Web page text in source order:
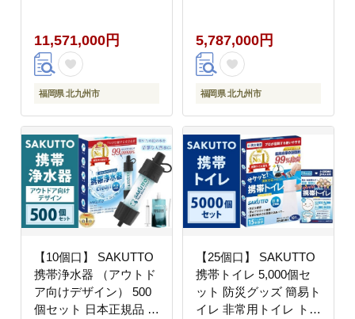
プ用品 サバイバル 防災
グッズ 防災 災害対策
福岡県 北九州市
11,571,000円
福岡県 北九州市
5,787,000円
福岡県 北九州市
【10個口】 SAKUTTO
携帯浄水器 （アウトド
ア向けデザイン） 500
個セット 日本正規品 登
【25個口】 SAKUTTO
携帯トイレ 5,000個セ
ット 防災グッズ 簡易ト
イレ 非常用トイレ トイ